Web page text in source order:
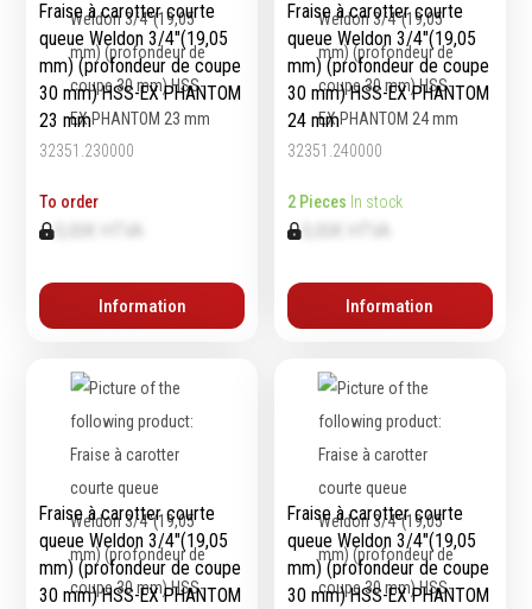
Fraises à alésage
Lames de scie
Filetage
Tournage et plaquettes
Emporte-pièces
Douilles
Sécurité
Protection des yeux
Protection des oreilles
Protection respiratoire
Protection des mains
Protection des pieds
Protection intégrales
Kits antichutes
Vêtements de travail
Lubrifiants
Dégrippants
Frein filet
Protection
Marquage & Peintures
Isolants
Fraise à carotter courte
queue Weldon 3/4″(19,05
mm) (profondeur de coupe
30 mm) HSS-EX PHANTOM
23 mm
32351.230000
To order
0,00€ HTVA
Information
Fraise à carotter courte
queue Weldon 3/4″(19,05
mm) (profondeur de coupe
30 mm) HSS-EX PHANTOM
24 mm
32351.240000
2 Pieces In stock
Information
Fraise à carotter courte
queue Weldon 3/4″(19,05
mm) (profondeur de coupe
30 mm) HSS-EX PHANTOM
Fraise à carotter courte
queue Weldon 3/4″(19,05
mm) (profondeur de coupe
30 mm) HSS-EX PHANTOM